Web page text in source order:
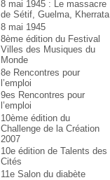
8 mai 1945 : Le massacre
de Sétif, Guelma, Kherrata
8 mai 1945
8ème édition du Festival
Villes des Musiques du
Monde
8e Rencontres pour
l’emploi
9es Rencontres pour
l’emploi
10ème édition du
Challenge de la Création
2007
10e édition de Talents des
Cités
11e Salon du diabète